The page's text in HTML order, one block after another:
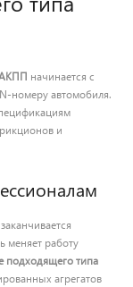
АКПП начинается с
номеру автомобиля.
и
меняет работу
подходящего типа
агрегатов